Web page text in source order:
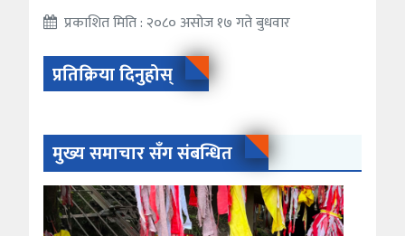
प्रकाशित मिति : २०८० असोज १७ गते बुधवार
प्रतिक्रिया दिनुहोस्
मुख्य समाचार सँग संबन्धित